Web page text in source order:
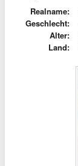
Realname:
Geschlecht:
Alter:
Land: